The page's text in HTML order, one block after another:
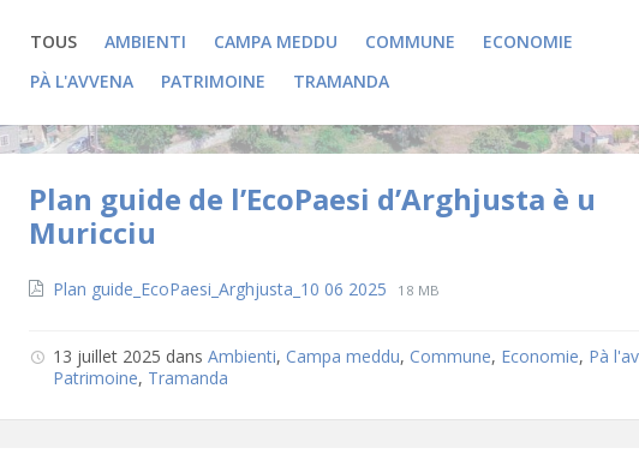
TOUS AMBIENTI CAMPA MEDDU COMMUNE
ECONOMIE
PÀ L'AVVENA
PATRIMOINE TRAMANDA
Plan guide de l’EcoPaesi d’Arghjusta è u
Muricciu
Téléchargements
Plan guide_EcoPaesi_Arghjusta_10 06 2025 File
File
18 MB
13 juillet 2025 dansAmbienti, Campa meddu, Commune, Economie, Pà
Patrimoine, Tramanda